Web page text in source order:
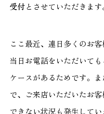
受付とさせていただきます
ここ最近、連日多くのお
当日お電話をいただいて
ケースがあるためです。
で、ご来店いただいたお
できない状況も発生して